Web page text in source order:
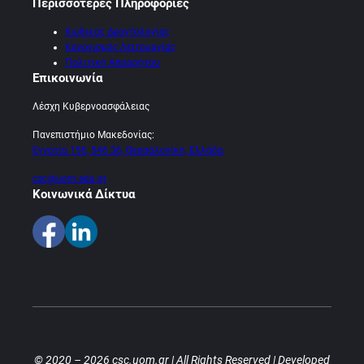
Περισσότερες Πληροφορίες
Κώδικας Δεοντολογίας
Κανονισμός Λειτουργίας
Πολιτική Απορρήτου
Επικοινωνία
Λέσχη Κυβερνοασφάλειας
Πανεπιστήμιο Μακεδονίας:
Εγνατία 156, 546 36, Θεσσαλονίκη, Ελλάδα
csc@uom.edu.gr
Κοινωνικά Δίκτυα
© 2020 – 2026 csc.uom.gr | All Rights Reserved | Developed